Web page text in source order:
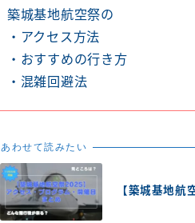
築城基地航空祭の
・アクセス方法
・おすすめの行き方
・混雑回避法
あわせて読みたい
【築城基地航